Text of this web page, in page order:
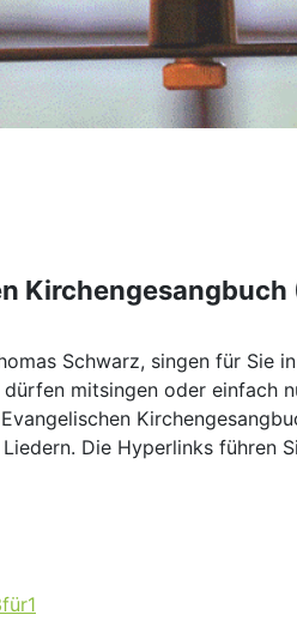
Schwarz, singen für Sie
mitsingen oder einfach
Die Hyperlinks führen